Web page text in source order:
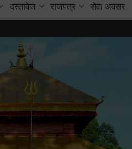
दस्तावेज राजपत्र सेवा अवसर